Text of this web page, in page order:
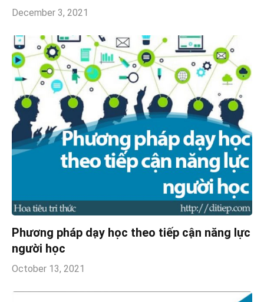
December 3, 2021
Phương pháp dạy học theo tiếp cận năng lực
người học
October 13, 2021